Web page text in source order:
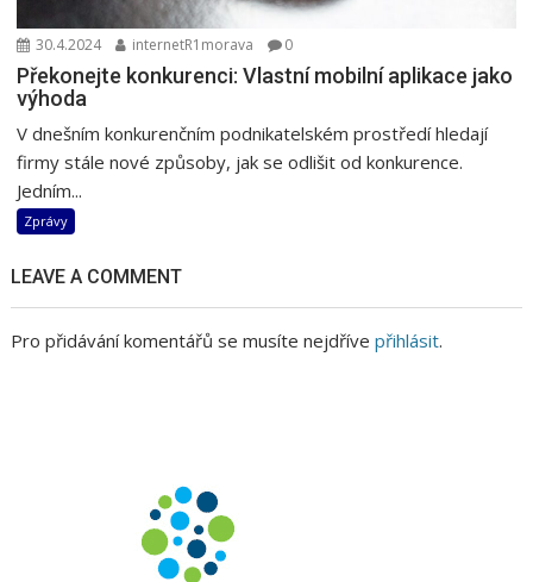
30.4.2024 internetR1morava 0
Překonejte konkurenci: Vlastní mobilní aplikace jako
výhoda
V dnešním konkurenčním podnikatelském prostředí hledají
firmy stále nové způsoby, jak se odlišit od konkurence.
Jedním...
Zprávy
LEAVE A COMMENT
Pro přidávání komentářů se musíte nejdřívepřihlásit.